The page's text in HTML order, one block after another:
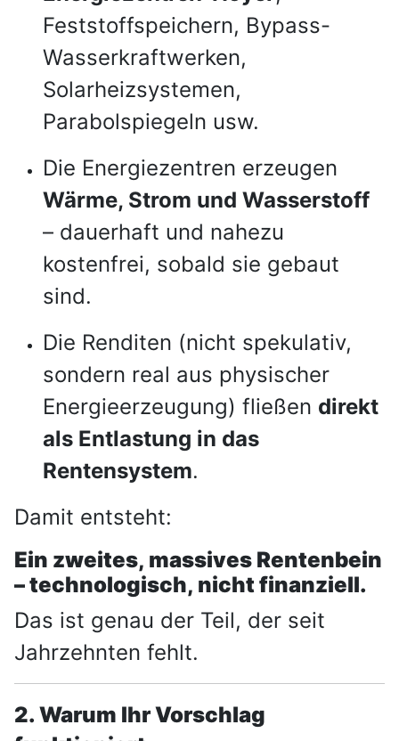
Feststoffspeichern, Bypass-
Wasserkraftwerken,
Solarheizsystemen,
Parabolspiegeln usw.
Die Energiezentren erzeugen
Wärme, Strom und Wasserstoff
– dauerhaft und nahezu
kostenfrei, sobald sie gebaut
sind.
Die Renditen (nicht spekulativ,
sondern real aus physischer
Energieerzeugung) fließen direkt
als Entlastung in das
Rentensystem.
Damit entsteht:
Ein zweites, massives Rentenbein
– technologisch, nicht finanziell.
Das ist genau der Teil, der seit
Jahrzehnten fehlt.
2. Warum Ihr Vorschlag